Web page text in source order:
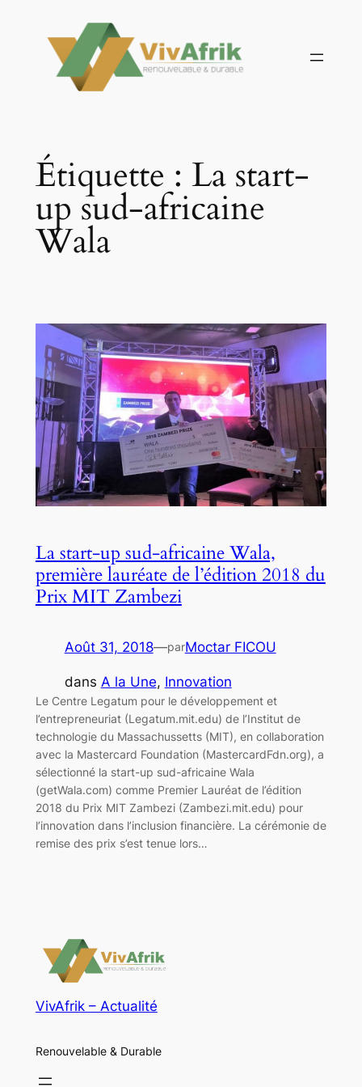
contenu
Étiquette : La start-
up sud-africaine
Wala
La start-up sud-africaine Wala,
première lauréate de l’édition 2018 du
Prix MIT Zambezi
Août 31, 2018—parMoctar FICOU
dans A la Une, Innovation
Le Centre Legatum pour le développement et
l’entrepreneuriat (Legatum.mit.edu) de l’Institut de
technologie du Massachussetts (MIT), en collaboration
avec la Mastercard Foundation (MastercardFdn.org), a
sélectionné la start-up sud-africaine Wala
(getWala.com) comme Premier Lauréat de l’édition
2018 du Prix MIT Zambezi (Zambezi.mit.edu) pour
l’innovation dans l’inclusion financière. La cérémonie de
remise des prix s’est tenue lors…
VivAfrik – Actualité
Renouvelable & Durable